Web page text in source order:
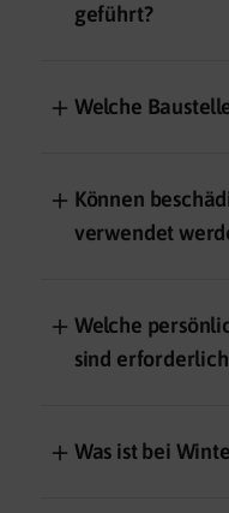
geführt?
＋ Welche
＋ Können
verwendet
＋ Welche
sind
＋ Was ist bei